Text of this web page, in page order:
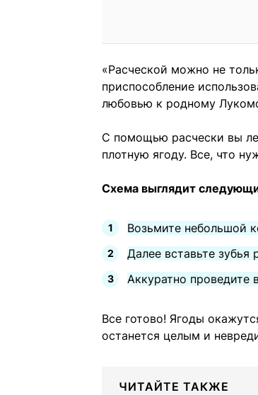
«Расческой можно не
приспособление
любовью к родному
С помощью расчески вы
плотную ягоду. Все, что
Схема выглядит
Возьмите небольшой
Далее вставьте
Аккуратно
Все готово! Ягоды
останется целым и
ЧИТАЙТЕ ТАКЖЕ